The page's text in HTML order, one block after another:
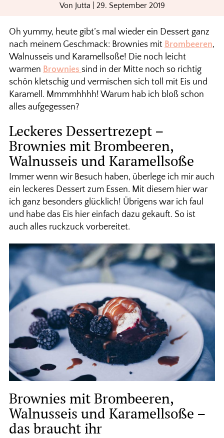
Von Jutta 29. September 2019
Oh yummy, heute gibt’s mal wieder ein Dessert ganz
nach meinem Geschmack: Brownies mit Brombeeren,
Walnusseis und Karamellsoße! Die noch leicht
warmen Brownies sind in der Mitte noch so richtig
schön kletschig und vermischen sich toll mit Eis und
Karamell. Mmmmhhhh! Warum hab ich bloß schon
alles aufgegessen?
Leckeres Dessertrezept –
Brownies mit Brombeeren,
Walnusseis und Karamellsoße
Immer wenn wir Besuch haben, überlege ich mir auch
ein leckeres Dessert zum Essen. Mit diesem hier war
ich ganz besonders glücklich! Übrigens war ich faul
und habe das Eis hier einfach dazu gekauft. So ist
auch alles ruckzuck vorbereitet.
Brownies mit Brombeeren,
Walnusseis und Karamellsoße –
das braucht ihr